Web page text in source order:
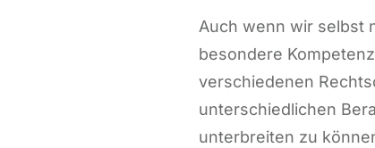
Auch wenn wir selbst
besondere
verschiedenen
unterschiedlichen
unterbreiten zu